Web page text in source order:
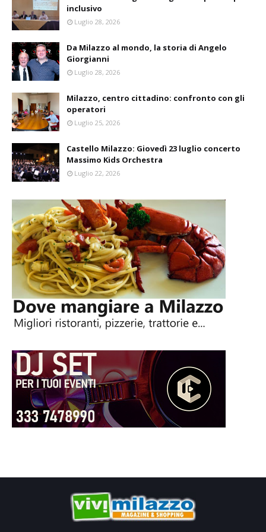
inclusivo
Luglio 28, 2026
Da Milazzo al mondo, la storia di Angelo
Giorgianni
Luglio 28, 2026
Milazzo, centro cittadino: confronto con gli
operatori
Luglio 25, 2026
Castello Milazzo: Giovedì 23 luglio concerto
Massimo Kids Orchestra
Luglio 22, 2026